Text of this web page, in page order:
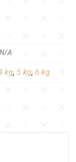
N/A
kg, 5 kg, 6 kg